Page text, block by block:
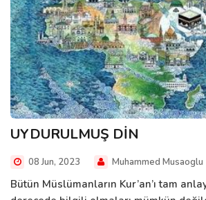
UYDURULMUŞ DİN
08 Jun, 2023 Muhammed Musaoglu
Bütün Müslümanların Kur’an’ı tam